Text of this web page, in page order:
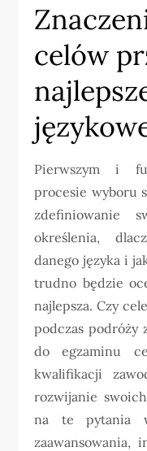
celów
Pierwszym i
procesie wyboru
zdefiniowanie
określenia,
danego języka i
trudno będzie
najlepsza. Czy
podczas podróży
do egzaminu
kwalifikacji
rozwijanie
na te pytania
zaawansowania,